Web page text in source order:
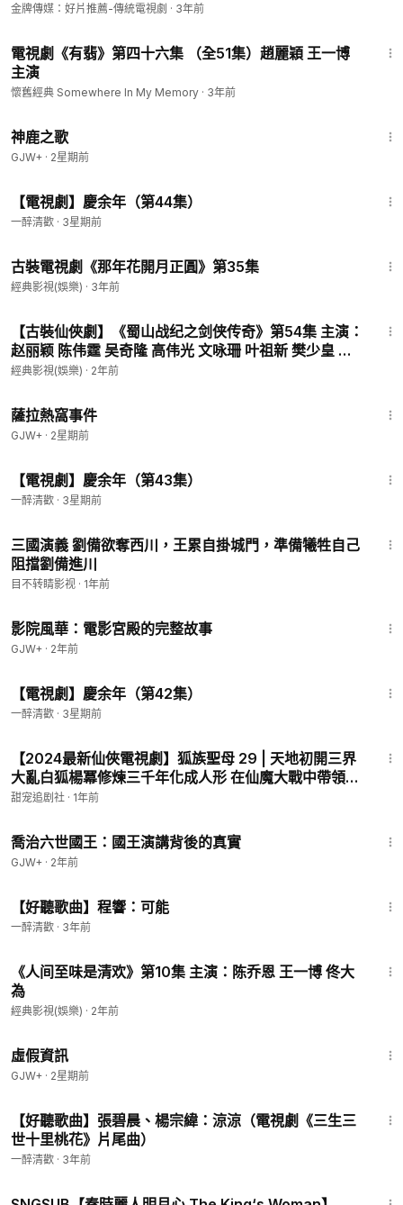
金牌傳媒：好片推薦-傳統電視劇 · 3年前
電視劇《有翡》第四十六集 （全51集）趙麗穎 王一博
主演
懷舊經典 Somewhere In My Memory · 3年前
神鹿之歌
GJW+ · 2星期前
【電視劇】慶余年（第44集）
一醉清歡 · 3星期前
古裝電視劇《那年花開月正圓》第35集
經典影視(娛樂) · 3年前
【古裝仙俠劇】《蜀山战纪之剑侠传奇》第54集 主演：
赵丽颖 陈伟霆 吴奇隆 高伟光 文咏珊 叶祖新 樊少皇 刘
思彤
經典影視(娛樂) · 2年前
薩拉熱窩事件
GJW+ · 2星期前
【電視劇】慶余年（第43集）
一醉清歡 · 3星期前
三國演義 劉備欲奪西川，王累自掛城門，準備犧牲自己
阻擋劉備進川
目不转睛影视 · 1年前
影院風華：電影宮殿的完整故事
GJW+ · 2年前
【電視劇】慶余年（第42集）
一醉清歡 · 3星期前
【2024最新仙俠電視劇】狐族聖母 29 | 天地初開三界
大亂白狐楊冪修煉三千年化成人形 在仙魔大戰中帶領狐
族一眾為妖族爭奪一方天地 與天地同歲被三界尊為“妖
甜宠追剧社 · 1年前
喬治六世國王：國王演講背後的真實
GJW+ · 2年前
【好聽歌曲】程響：可能
一醉清歡 · 3年前
《人间至味是清欢》第10集 主演：陈乔恩 王一博 佟大
為
經典影視(娛樂) · 2年前
虛假資訊
GJW+ · 2星期前
【好聽歌曲】張碧晨、楊宗緯：涼涼（電視劇《三生三
世十里桃花》片尾曲）
一醉清歡 · 3年前